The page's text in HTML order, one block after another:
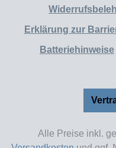
Erklärung zur
Batteriehinweise
Alle Preise inkl.